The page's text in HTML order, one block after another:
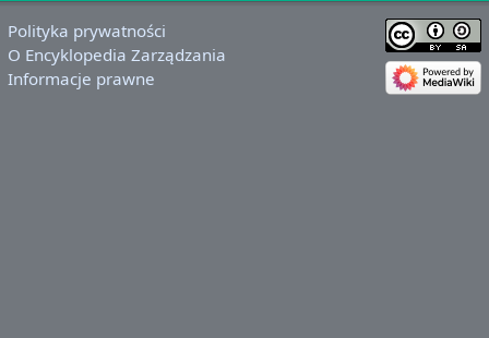
Polityka prywatności
O Encyklopedia Zarządzania
Informacje prawne